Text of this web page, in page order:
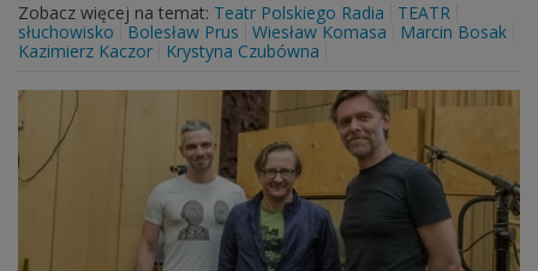
Zobacz więcej na temat: Teatr Polskiego Radia
TEATR
słuchowisko
Bolesław Prus Wiesław Komasa
Marcin Bosak
Kazimierz Kaczor
Krystyna Czubówna